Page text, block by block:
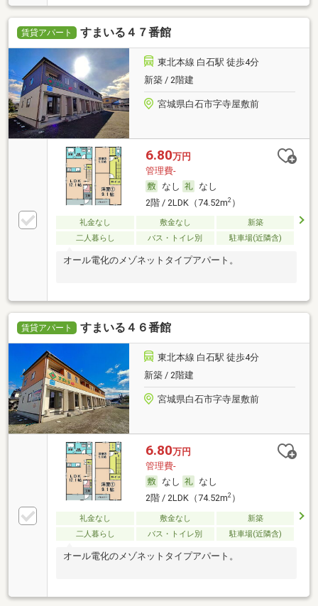
賃貸アパート すまいる４７番館
東北本線 白石駅 徒歩4分
新築 / 2階建
宮城県白石市字寺屋敷前
6.80万円
管理費-
なし
なし
2階 / 2LDK（74.52m2）
礼金なし 敷金なし
新築
二人暮らし
バス・トイレ別 駐車場(近隣含)
オール電化のメゾネットタイプアパート。
賃貸アパート すまいる４６番館
東北本線 白石駅 徒歩4分
新築 / 2階建
宮城県白石市字寺屋敷前
6.80万円
管理費-
なし
なし
2階 / 2LDK（74.52m2）
礼金なし 敷金なし
新築
二人暮らし
バス・トイレ別 駐車場(近隣含)
オール電化のメゾネットタイプアパート。